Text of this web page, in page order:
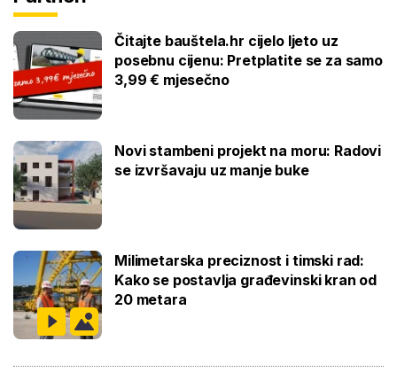
Čitajte bauštela.hr cijelo ljeto uz
posebnu cijenu: Pretplatite se za samo
3,99 € mjesečno
Novi stambeni projekt na moru: Radovi
se izvršavaju uz manje buke
Milimetarska preciznost i timski rad:
Kako se postavlja građevinski kran od
20 metara